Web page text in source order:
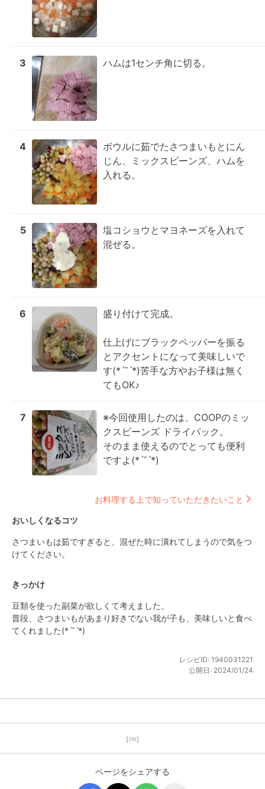
3 ハムは1センチ角に切る。
4
ボウルに茹でたさつまいもとにん
じん、ミックスビーンズ、ハムを
入れる。
5
塩コショウとマヨネーズを入れて
混ぜる。
6 盛り付けて完成。
仕上げにブラックペッパーを振る
とアクセントになって美味しいで
す(*ˊ˘ˋ*)苦手な方やお子様は無く
てもOK♪
7
※今回使用したのは、COOPのミッ
クスビーンズ ドライパック。
そのまま使えるのでとっても便利
ですよ(*ˊ˘ˋ*)
お料理する上で知っていただきたいこと
おいしくなるコツ
さつまいもは茹ですぎると、混ぜた時に潰れてしまうので気をつ
けてください。
きっかけ
豆類を使った副菜が欲しくて考えました。
普段、さつまいもがあまり好きでない我が子も、美味しいと食べ
てくれました(*ˊ˘ˋ*)
レシピID: 1940031221
公開日: 2024/01/24
【PR】
ページをシェアする